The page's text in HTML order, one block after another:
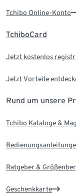
Tchibo Online-Konto
TchiboCard
Jetzt kostenlos
Jetzt Vorteile
Rund um unsere
Tchibo Kataloge &
Ratgeber &
Geschenkkarte